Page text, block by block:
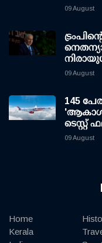
09 August
09 August
145
ടെസ്റ്റ്
09 August
Home
Kerala